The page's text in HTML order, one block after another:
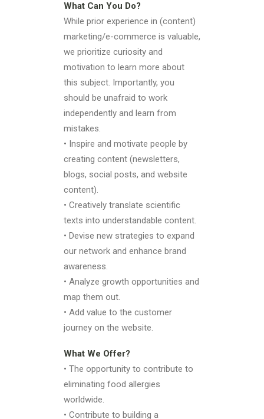
What Can You Do?
While prior experience in (content)
marketing/e-commerce is valuable,
we prioritize curiosity and
motivation to learn more about
this subject. Importantly, you
should be unafraid to work
independently and learn from
mistakes.
• Inspire and motivate people by
creating content (newsletters,
blogs, social posts, and website
content).
• Creatively translate scientific
texts into understandable content.
• Devise new strategies to expand
our network and enhance brand
awareness.
• Analyze growth opportunities and
map them out.
• Add value to the customer
journey on the website.
What We Offer?
• The opportunity to contribute to
eliminating food allergies
worldwide.
• Contribute to building a